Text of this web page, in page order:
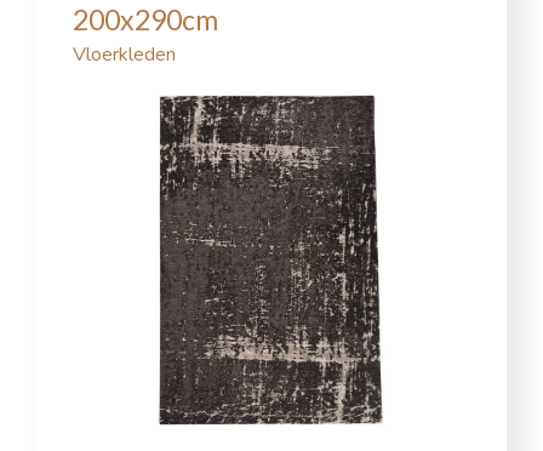
200x290cm
Vloerkleden